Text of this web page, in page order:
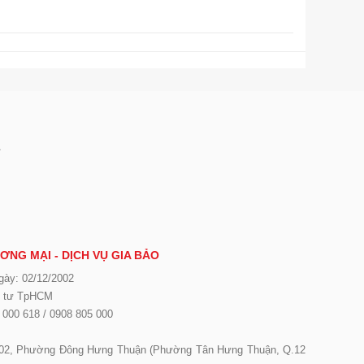
MẠI - DỊCH VỤ GIA BẢO
02/12/2002
TpHCM
618 / 0908 805 000
Phường Đông Hưng Thuận (Phường Tân Hưng Thuận, Q.12